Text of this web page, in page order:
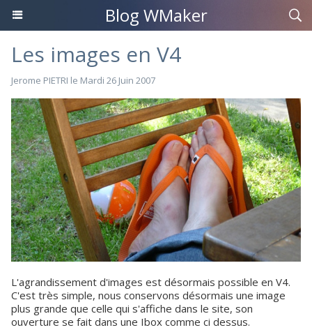
Blog WMaker
Les images en V4
Jerome PIETRI le Mardi 26 Juin 2007
L'agrandissement d'images est désormais possible en V4.
C'est très simple, nous conservons désormais une image
plus grande que celle qui s'affiche dans le site, son
ouverture se fait dans une Ibox comme ci dessus.